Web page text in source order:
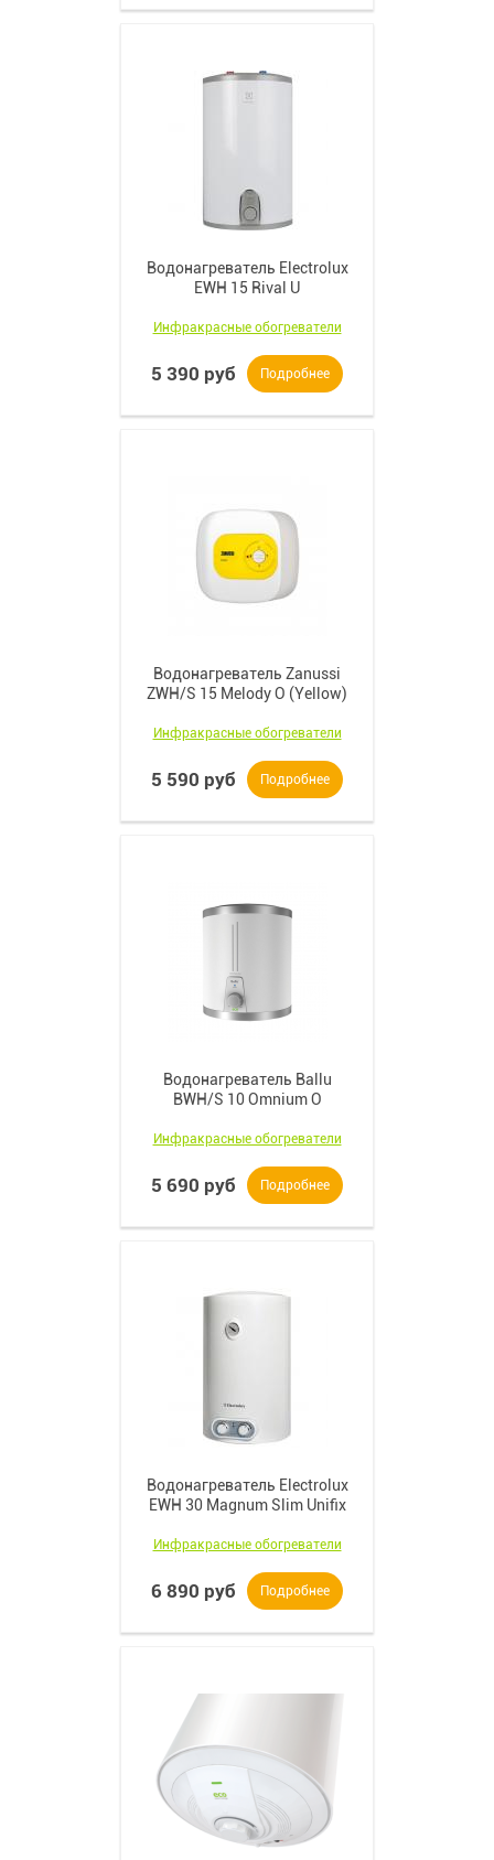
Водонагреватель Electrolux
EWH 15 Rival U
Инфракрасные обогреватели
5 390 руб Подробнее
Водонагреватель Zanussi
ZWH/S 15 Melody O (Yellow)
Инфракрасные обогреватели
5 590 руб Подробнее
Водонагреватель Ballu
BWH/S 10 Omnium O
Инфракрасные обогреватели
5 690 руб Подробнее
Водонагреватель Electrolux
EWH 30 Magnum Slim Unifix
Инфракрасные обогреватели
6 890 руб Подробнее